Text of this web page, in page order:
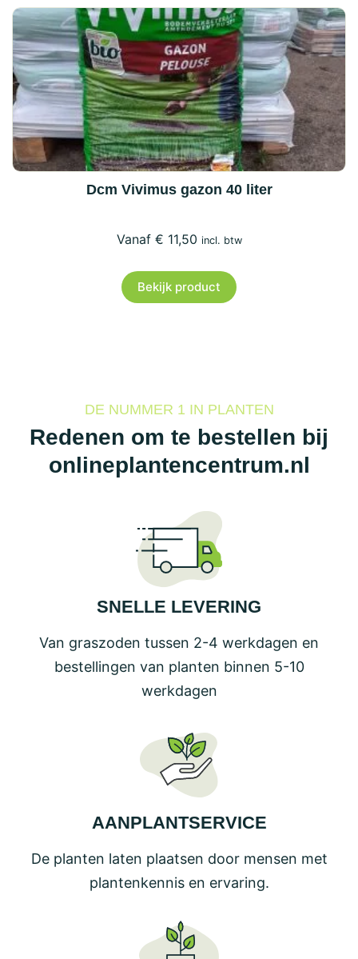
Dcm Vivimus gazon 40 liter
€ 11,50 incl. btw
Bekijk product
DE NUMMER 1 IN PLANTEN
Redenen om te bestellen bij
onlineplantencentrum.nl
SNELLE LEVERING
Van graszoden tussen 2-4 werkdagen en
bestellingen van planten binnen 5-10
werkdagen
AANPLANTSERVICE
De planten laten plaatsen door mensen met
plantenkennis en ervaring.